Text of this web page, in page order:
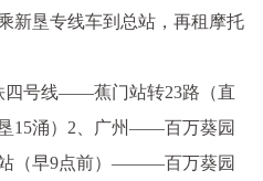
新垦专线车到总站，再租摩托
四号线——蕉门站转23路（直
15涌）2、广州——百万葵园
（早9点前）———百万葵园